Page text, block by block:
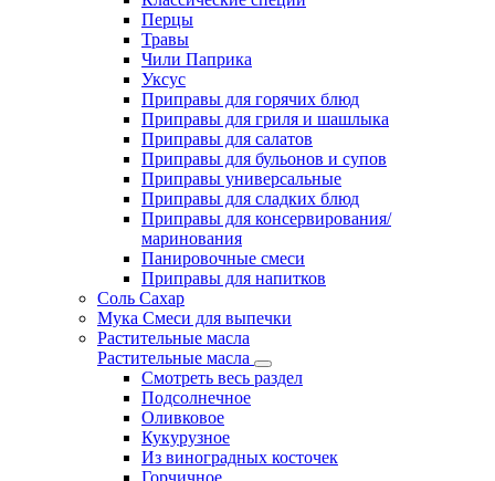
Перцы
Травы
Чили Паприка
Уксус
Приправы для горячих блюд
Приправы для гриля и шашлыка
Приправы для салатов
Приправы для бульонов и супов
Приправы универсальные
Приправы для сладких блюд
Приправы для консервирования/
маринования
Панировочные смеси
Приправы для напитков
Соль Сахар
Мука Смеси для выпечки
Растительные масла
Растительные масла
Смотреть весь раздел
Подсолнечное
Оливковое
Кукурузное
Из виноградных косточек
Горчичное